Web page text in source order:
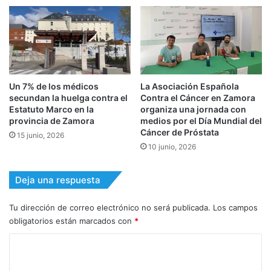
Un 7% de los médicos
secundan la huelga contra el
Estatuto Marco en la
provincia de Zamora
15 junio, 2026
La Asociación Española
Contra el Cáncer en Zamora
organiza una jornada con
medios por el Día Mundial del
Cáncer de Próstata
10 junio, 2026
Deja una respuesta
Tu dirección de correo electrónico no será publicada. Los campos
obligatorios están marcados con *